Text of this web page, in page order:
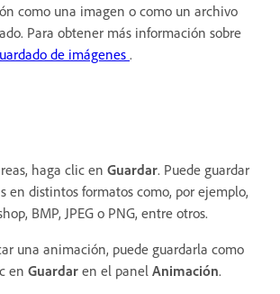
como una imagen o como un archivo
Para obtener más información sobre
de imágenes .
haga clic en Guardar. Puede guardar
en distintos formatos como, por ejemplo,
BMP, JPEG o PNG, entre otros.
una animación, puede guardarla como
en Guardar en el panel Animación.